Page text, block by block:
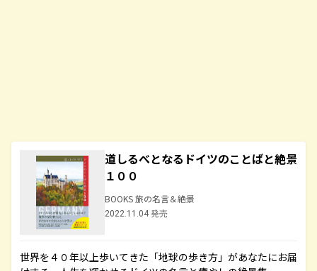
道しるべとなるドイツのことばと絶景
１００
BOOKS 旅の名言＆絶景
2022.11.04 発売
世界を４０年以上歩いてきた「地球の歩き方」があなたにお届